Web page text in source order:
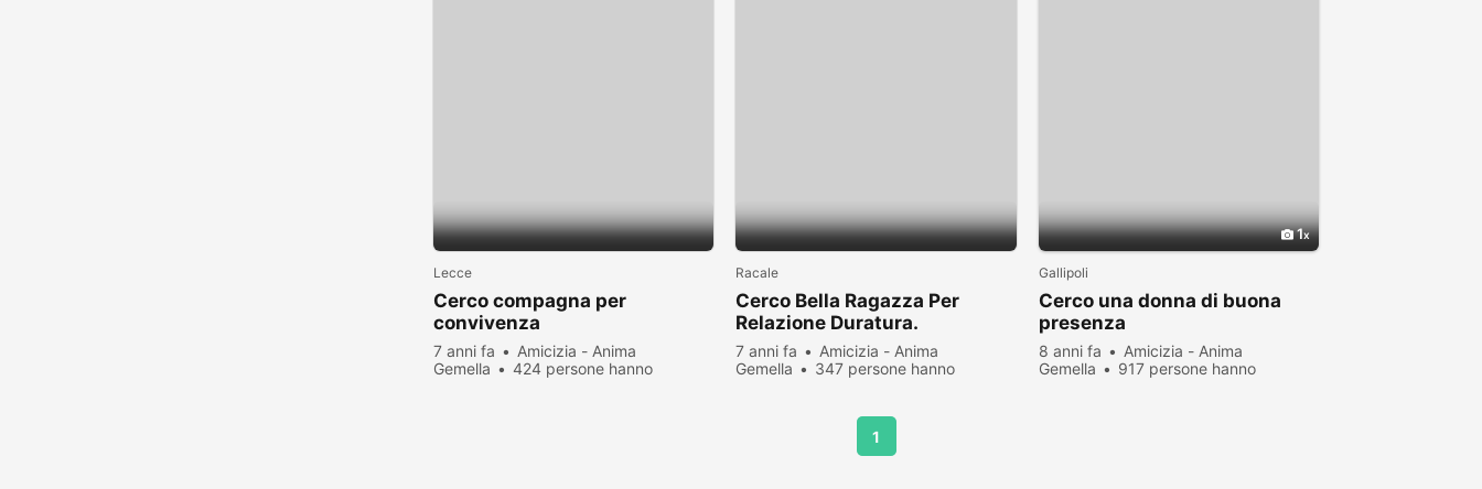
Lecce
Cerco compagna per
convivenza
7 anni fa
Amicizia - Anima
Gemella
424 persone hanno
Racale
Cerco Bella Ragazza Per
Relazione Duratura.
7 anni fa
Amicizia - Anima
Gemella
347 persone hanno
1
Gallipoli
Cerco una donna di buona
presenza
8 anni fa
Amicizia - Anima
Gemella
917 persone hanno
1